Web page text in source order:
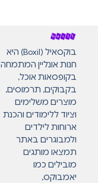
בוקסאיל (Boxil) היא
חנות אונליין המתמחה
בקופסאות אוכל,
בקבוקים, תרמוסים,
מוצרים משלימים
וציוד ללימודים והכנת
ארוחות לילדים
ולמבוגרים באתר
תמצאו מותגים
מובילים כמו
יאמבוקס,